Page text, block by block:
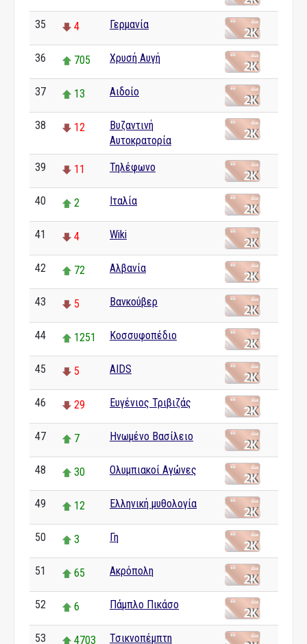
35 4 Γερμανία
36 705 Χρυσή Αυγή
37 13 Αιδοίο
38 12
Βυζαντινή
Αυτοκρατορία
39 11 Τηλέφωνο
40 2 Ιταλία
41 4 Wiki
42 72 Αλβανία
43 5 Βανκούβερ
44 1251 Κοσσυφοπέδιο
45 5 AIDS
46 29 Ευγένιος Τριβιζάς
47 7 Ηνωμένο Βασίλειο
48 30 Ολυμπιακοί Αγώνες
49 12 Ελληνική μυθολογία
50 3 Γη
51 65 Ακρόπολη
52 6 Πάμπλο Πικάσο
53 4703 Τσικνοπέμπτη